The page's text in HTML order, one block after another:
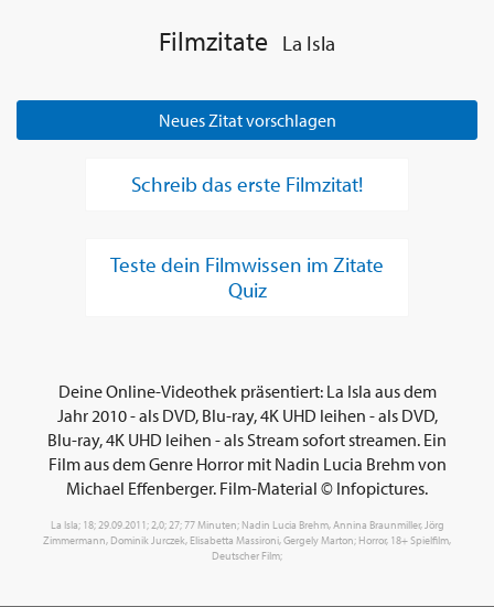
Filmzitate La Isla
Neues Zitat vorschlagen
Schreib das erste Filmzitat!
Teste dein Filmwissen im Zitate
Quiz
Deine Online-Videothek präsentiert: La Isla aus dem
Jahr 2010 - als DVD, Blu-ray, 4K UHD leihen - als DVD,
Blu-ray, 4K UHD leihen - als Stream sofort streamen. Ein
Film aus dem Genre Horror mit Nadin Lucia Brehm von
Michael Effenberger. Film-Material © Infopictures.
La Isla; 18; 29.09.2011; 2,0; 27; 77 Minuten; Nadin Lucia Brehm, Annina Braunmiller, Jörg
Zimmermann, Dominik Jurczek, Elisabetta Massironi, Gergely Marton; Horror, 18+ Spielfilm,
Deutscher Film;